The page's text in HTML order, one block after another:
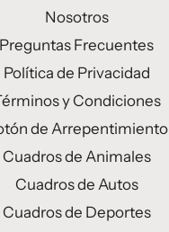
Nosotros
Preguntas Frecuentes
Política de Privacidad
y Condiciones
de Arrepentimiento
Cuadros de Animales
Cuadros de Autos
Cuadros de Deportes